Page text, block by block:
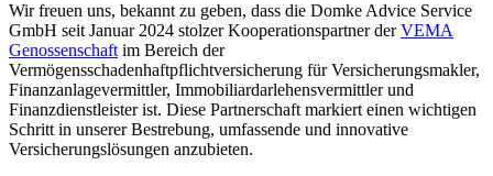
Wir freuen uns, bekannt zu geben, dass die Domke Advice Service
GmbH seit Januar 2024 stolzer Kooperationspartner derVEMA
Genossenschaft im Bereich der
Vermögensschadenhaftpflichtversicherung für Versicherungsmakler,
Finanzanlagevermittler, Immobiliardarlehensvermittler und
Finanzdienstleister ist. Diese Partnerschaft markiert einen wichtigen
Schritt in unserer Bestrebung, umfassende und innovative
Versicherungslösungen anzubieten.